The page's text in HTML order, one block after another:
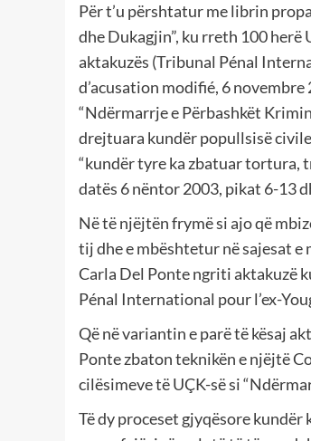
Për t’u përshtatur me librin
dhe Dukagjin”, ku rreth 100
aktakuzës (Tribunal Pénal
d’acusation modifié, 6
“Ndërmarrje e Përbashkët
drejtuara kundër popullsisë
“kundër tyre ka zbatuar tortura,
datës 6 nëntor 2003, pikat 6-13
Në të njëjtën frymë si ajo që
tij dhe e mbështetur në sajesat e
Carla Del Ponte ngriti aktakuzë
Pénal International pour l’ex-
Që në variantin e parë të kësaj
Ponte zbaton teknikën e njëjtë
cilësimeve të UÇK-së si
Të dy proceset gjyqësore